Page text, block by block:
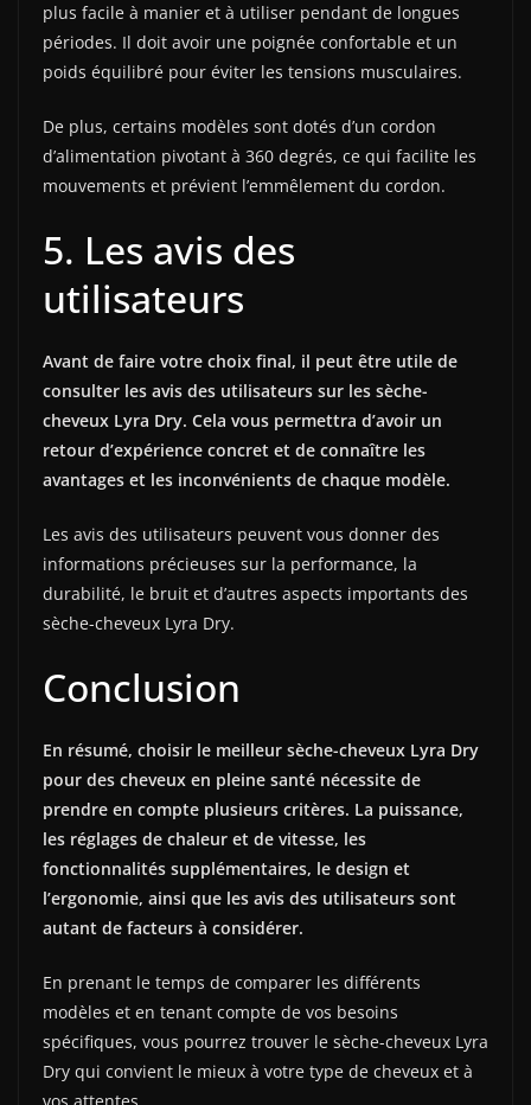
plus facile à manier et à utiliser pendant de longues
périodes. Il doit avoir une poignée confortable et un
poids équilibré pour éviter les tensions musculaires.
De plus, certains modèles sont dotés d’un cordon
d’alimentation pivotant à 360 degrés, ce qui facilite les
mouvements et prévient l’emmêlement du cordon.
5. Les avis des
utilisateurs
Avant de faire votre choix final, il peut être utile de
consulter les avis des utilisateurs sur les sèche-
cheveux Lyra Dry. Cela vous permettra d’avoir un
retour d’expérience concret et de connaître les
avantages et les inconvénients de chaque modèle.
Les avis des utilisateurs peuvent vous donner des
informations précieuses sur la performance, la
durabilité, le bruit et d’autres aspects importants des
sèche-cheveux Lyra Dry.
Conclusion
En résumé, choisir le meilleur sèche-cheveux Lyra Dry
pour des cheveux en pleine santé nécessite de
prendre en compte plusieurs critères. La puissance,
les réglages de chaleur et de vitesse, les
fonctionnalités supplémentaires, le design et
l’ergonomie, ainsi que les avis des utilisateurs sont
autant de facteurs à considérer.
En prenant le temps de comparer les différents
modèles et en tenant compte de vos besoins
spécifiques, vous pourrez trouver le sèche-cheveux Lyra
Dry qui convient le mieux à votre type de cheveux et à